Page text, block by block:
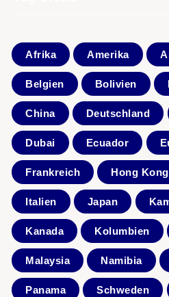
Afrika Amerika
Belgien Bolivien
China Deutschland
Dubai Ecuador
Frankreich Hong Kong
Italien Japan
Kanada Kolumbien
Malaysia Namibia
Panama Schweden